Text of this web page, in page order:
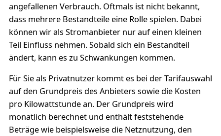
angefallenen Verbrauch. Oftmals ist nicht bekannt,
dass mehrere Bestandteile eine Rolle spielen. Dabei
können wir als Stromanbieter nur auf einen kleinen
Teil Einfluss nehmen. Sobald sich ein Bestandteil
ändert, kann es zu Schwankungen kommen.
Für Sie als Privatnutzer kommt es bei der Tarifauswahl
auf den Grundpreis des Anbieters sowie die Kosten
pro Kilowattstunde an. Der Grundpreis wird
monatlich berechnet und enthält feststehende
Beträge wie beispielsweise die Netznutzung, den